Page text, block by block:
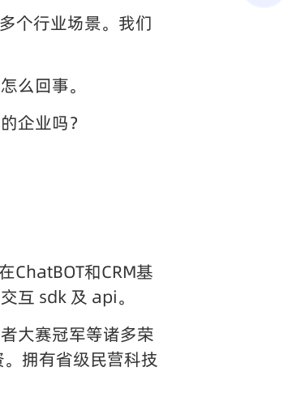
个行业场景。我们
么回事。
企业吗？
ChatBOT和CRM基
互 sdk 及 api。
大赛冠军等诸多荣
拥有省级民营科技